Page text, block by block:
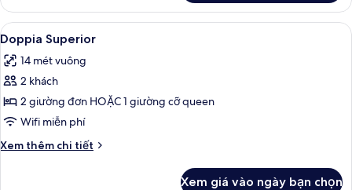
Camera
Superior
Accesso
Disabile
Xem
tất
cả
ảnh
Doppia
Superior
Bộ đồ giường cao cấp, nệm có lớp
20
Doppia Superior
14 mét vuông
2 khách
2 giường đơn HOẶC 1 giường cỡ queen
Wifi miễn phí
Xem thêm chi tiết
Chi
Xem giá vào ngày bạn chọn